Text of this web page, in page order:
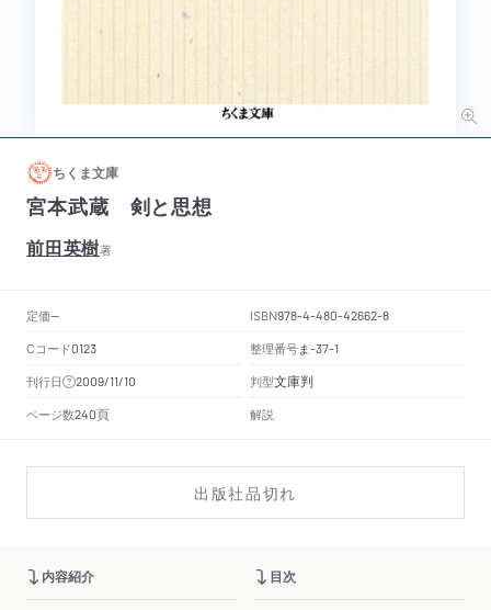
ちくま文庫
宮本武蔵 剣と思想
前田英樹著
定価-- ISBN978-4-480-42662-8
Cコード0123 整理番号ま-37-1
刊行日 2009/11/10 判型文庫判
ページ数240頁 解説
出版社品切れ
内容紹介 目次